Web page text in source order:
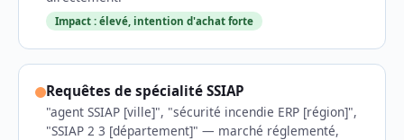
Impact : élevé, intention d'achat forte
Requêtes de spécialité SSIAP
"agent SSIAP [ville]", "sécurité incendie ERP [région]",
"SSIAP 2 3 [département]" — marché réglementé,